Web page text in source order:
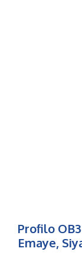
Profilo
Emaye,